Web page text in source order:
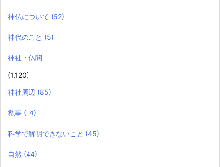
神仏について (52)
神代のこと (5)
神社・仏閣
(1,120)
神社周辺 (85)
私事 (14)
科学で解明できないこと (45)
自然 (44)